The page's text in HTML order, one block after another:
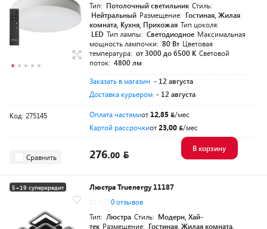
Тип: Потолочный светильник Стиль:
Нейтральный Размещение: Гостиная, Жилая
комната, Кухня, Прихожая Тип цоколя:
LED Тип лампы: Светодиодное Максимальная
мощность лампочки: 80 Вт Цветовая
температура: от 3000 до 6500 K Световой
поток: 4800 лм
Заказать в магазин - 12 августа
Доставка курьером - 12 августа
Код: 275145 Оплата частямиот 12,85
/мес
Картой рассрочкиот23,00 /мес
Сравнить 276.00
В корзину
5+19 суперкредит
Люстра Truenergy 11187
0 отзывов
Тип: Люстра Стиль: Модерн, Хай-
тек Размещение: Гостиная, Жилая комната,